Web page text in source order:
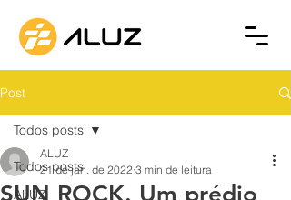
Post
Todos posts
ALUZ
Todos posts
SUN ROCK. Um prédio
ALUZ
21 de jan. de 2022 3 min de leitura